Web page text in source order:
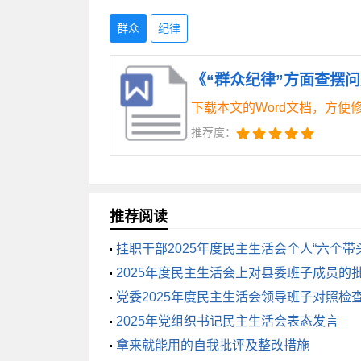
动性有所降低，对群众的所思所想了解不
众所思所盼了解不够，帮助不够，全心
三、整改措施
（二）强化宗旨意识，厚植为民情怀
众面对面交流、心贴心谈话，了解群众的
（三）坚持求真务实，端正工作作风
于直面矛盾，不回避问题、不推卸责任，
群众 纪律
《“群众纪律”方面查摆
下载本文的Word文档，方便
推荐度：
推荐阅读
挂职干部2025年度民主生活会个人“六个带
2025年度民主生活会上对县委班子成员的
党委2025年度民主生活会领导班子对照检
2025年党组织书记民主生活会表态发言
拿来就能用的自我批评及整改措施